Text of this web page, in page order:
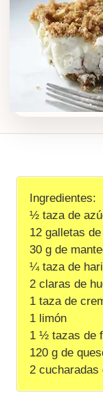
Ingredientes:
½ taza de
12 galletas
30 g de
¼ taza de
2 claras de
1 taza de
1 limón
1 ½ tazas de
120 g de
2 cucharadas